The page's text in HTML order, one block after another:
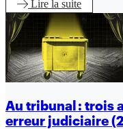
Lire la suite
Au tribunal : trois
erreur judiciaire